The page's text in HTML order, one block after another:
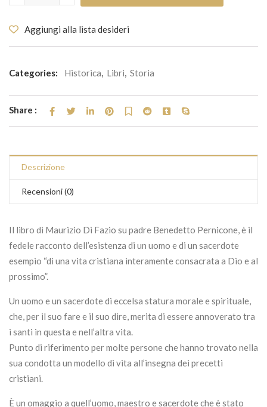
Aggiungi alla lista desideri
Categories: Historica, Libri, Storia
Share :
Descrizione
Recensioni (0)
Il libro di Maurizio Di Fazio su padre Benedetto Pernicone, è il
fedele racconto dell’esistenza di un uomo e di un sacerdote
esempio “di una vita cristiana interamente consacrata a Dio e al
prossimo”.
Un uomo e un sacerdote di eccelsa statura morale e spirituale,
che, per il suo fare e il suo dire, merita di essere annoverato tra
i santi in questa e nell’altra vita.
Punto di riferimento per molte persone che hanno trovato nella
sua condotta un modello di vita all’insegna dei precetti
cristiani.
È un omaggio a quell’uomo, maestro e sacerdote che è stato